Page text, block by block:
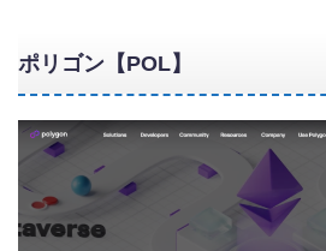
ポリゴン【POL】